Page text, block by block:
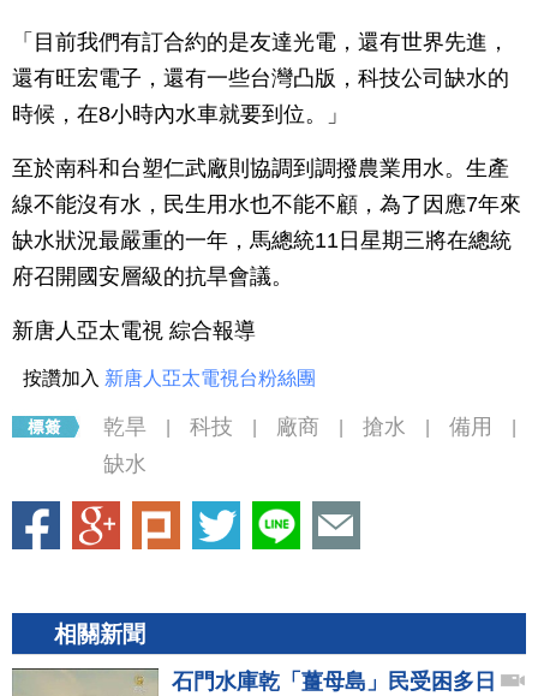
「目前我們有訂合約的是友達光電，還有世界先進，
還有旺宏電子，還有一些台灣凸版，科技公司缺水的
時候，在8小時內水車就要到位。」
至於南科和台塑仁武廠則協調到調撥農業用水。生產
線不能沒有水，民生用水也不能不顧，為了因應7年來
缺水狀況最嚴重的一年，馬總統11日星期三將在總統
府召開國安層級的抗旱會議。
新唐人亞太電視 綜合報導
按讚加入 新唐人亞太電視台粉絲團
乾旱 科技 廠商 搶水 備用
缺水
相關新聞
石門水庫乾「薑母島」民受困多日